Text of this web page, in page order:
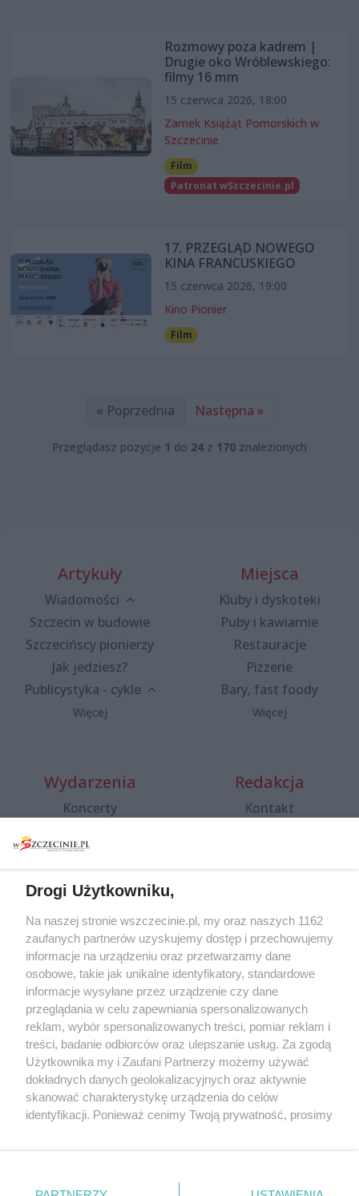
Rozmowy poza kadrem |
Drugie oko Wróblewskiego:
filmy 16 mm
15 czerwca 2026, 18:00
Zamek Książąt Pomorskich w
Szczecinie
Film
Patronat wSzczecinie.pl
17. PRZEGLĄD NOWEGO
KINA FRANCUSKIEGO
15 czerwca 2026, 19:00
Kino Pionier
Film
« Poprzednia Następna »
Przeglądasz pozycje 1 do 24z 170 znalezionych
Artykuły
Wiadomości
Szczecin w budowie
Szczecińscy pionierzy
Jak jedziesz?
Publicystyka - cykle
Więcej
Miejsca
Kluby i dyskoteki
Puby i kawiarnie
Restauracje
Pizzerie
Bary, fast foody
Więcej
Wydarzenia
Koncerty
Spacery i oprowadzania
targi
Wernisaże
Więcej
Redakcja
Kontakt
Specjalny koncert z okazji
20. urodzin portalu
wSzczecinie.pl
Regulamin konkursów
śniadaniówka "Hej
Szczecin! Jest piątek!"
Partnerzy
Praca Szczecin
Drogi Użytkowniku,
Na naszej stronie wszczecinie.pl, my oraz naszych 1162
zaufanych partnerów uzyskujemy dostęp i przechowujemy
informacje na urządzeniu oraz przetwarzamy dane
osobowe, takie jak unikalne identyfikatory, standardowe
informacje wysyłane przez urządzenie czy dane
przeglądania w celu zapewniania spersonalizowanych
reklam, wybór spersonalizowanych treści, pomiar reklam i
treści, badanie odbiorców oraz ulepszanie usług. Za zgodą
Użytkownika my i Zaufani Partnerzy możemy używać
dokładnych danych geolokalizacyjnych oraz aktywnie
skanować charakterystykę urządzenia do celów
identyfikacji. Ponieważ cenimy Twoją prywatność, prosimy
prywatności znajdujący się w lewym dolnym rogu strony